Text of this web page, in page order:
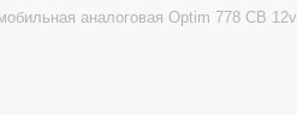
аналоговая Optim 778 CB 12v